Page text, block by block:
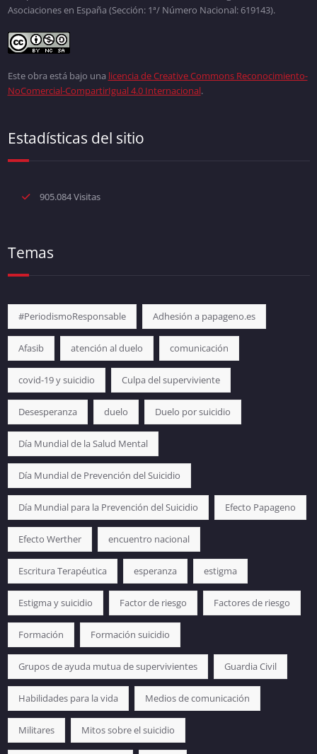
Asociaciones en España (Sección: 1ª/ Número Nacional: 619143).
Este obra está bajo una licencia de Creative Commons Reconocimiento-
NoComercial-CompartirIgual 4.0 Internacional.
Estadísticas del sitio
905.084 Visitas
Temas
#PeriodismoResponsable Adhesión a papageno.es
Afasib atención al duelo comunicación
covid-19 y suicidio Culpa del superviviente
Desesperanza duelo Duelo por suicidio
Día Mundial de la Salud Mental
Día Mundial de Prevención del Suicidio
Día Mundial para la Prevención del Suicidio Efecto Papageno
Efecto Werther encuentro nacional
Escritura Terapéutica esperanza estigma
Estigma y suicidio Factor de riesgo Factores de riesgo
Formación Formación suicidio
Grupos de ayuda mutua de supervivientes Guardia Civil
Habilidades para la vida Medios de comunicación
Militares Mitos sobre el suicidio